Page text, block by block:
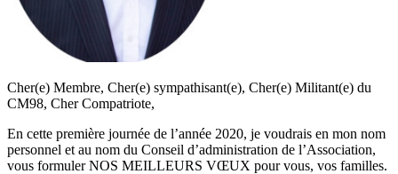
Cher(e) Membre, Cher(e) sympathisant(e), Cher(e) Militant(e) du
CM98, Cher Compatriote,
En cette première journée de l’année 2020, je voudrais en mon nom
personnel et au nom du Conseil d’administration de l’Association,
vous formuler NOS MEILLEURS VŒUX pour vous, vos familles.